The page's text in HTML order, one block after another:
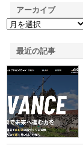
アーカイブ
最近の記事